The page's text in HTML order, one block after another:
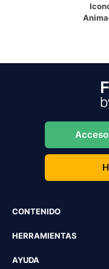
CONTENIDO
HERRAMIENTAS
AYUDA